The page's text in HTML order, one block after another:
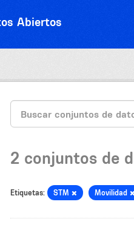
Abiertos
2 conjuntos de
Etiquetas: STM Movilidad